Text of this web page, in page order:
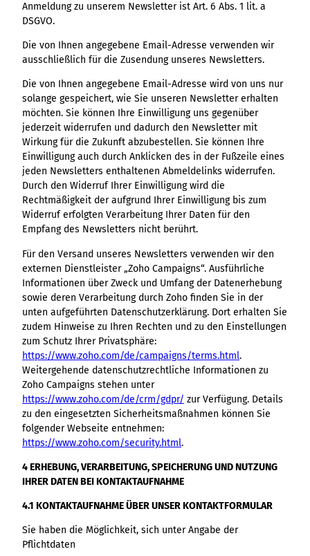
Anmeldung zu unserem Newsletter ist Art. 6 Abs. 1 lit. a
DSGVO.
Die von Ihnen angegebene Email-Adresse verwenden wir
ausschließlich für die Zusendung unseres Newsletters.
Die von Ihnen angegebene Email-Adresse wird von uns nur
solange gespeichert, wie Sie unseren Newsletter erhalten
möchten. Sie können Ihre Einwilligung uns gegenüber
jederzeit widerrufen und dadurch den Newsletter mit
Wirkung für die Zukunft abzubestellen. Sie können Ihre
Einwilligung auch durch Anklicken des in der Fußzeile eines
jeden Newsletters enthaltenen Abmeldelinks widerrufen.
Durch den Widerruf Ihrer Einwilligung wird die
Rechtmäßigkeit der aufgrund Ihrer Einwilligung bis zum
Widerruf erfolgten Verarbeitung Ihrer Daten für den
Empfang des Newsletters nicht berührt.
Für den Versand unseres Newsletters verwenden wir den
externen Dienstleister „Zoho Campaigns“. Ausführliche
Informationen über Zweck und Umfang der Datenerhebung
sowie deren Verarbeitung durch Zoho finden Sie in der
unten aufgeführten Datenschutzerklärung. Dort erhalten Sie
zudem Hinweise zu Ihren Rechten und zu den Einstellungen
zum Schutz Ihrer Privatsphäre:
https://www.zoho.com/de/campaigns/terms.html.
Weitergehende datenschutzrechtliche Informationen zu
Zoho Campaigns stehen unter
https://www.zoho.com/de/crm/gdpr/ zur Verfügung. Details
zu den eingesetzten Sicherheitsmaßnahmen können Sie
folgender Webseite entnehmen:
https://www.zoho.com/security.html.
4 ERHEBUNG, VERARBEITUNG, SPEICHERUNG UND NUTZUNG
IHRER DATEN BEI KONTAKTAUFNAHME
4.1 KONTAKTAUFNAHME ÜBER UNSER KONTAKTFORMULAR
Sie haben die Möglichkeit, sich unter Angabe der
Pflichtdaten